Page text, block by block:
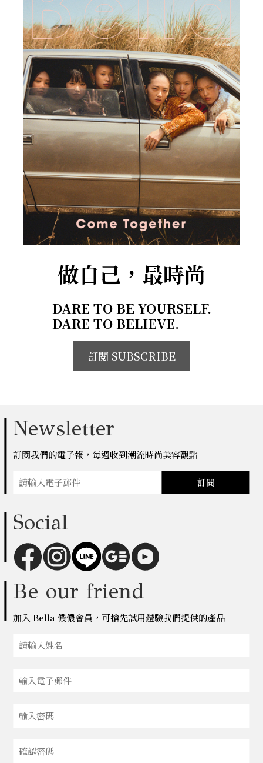
做自己，最時尚
DARE TO BE YOURSELF.
DARE TO BELIEVE.
訂閱 SUBSCRIBE
Newsletter
訂閱我們的電子報，每週收到潮流時尚美容觀點
訂閱
Social
Be our friend
加入 Bella 儂儂會員，可搶先試用體驗我們提供的產品